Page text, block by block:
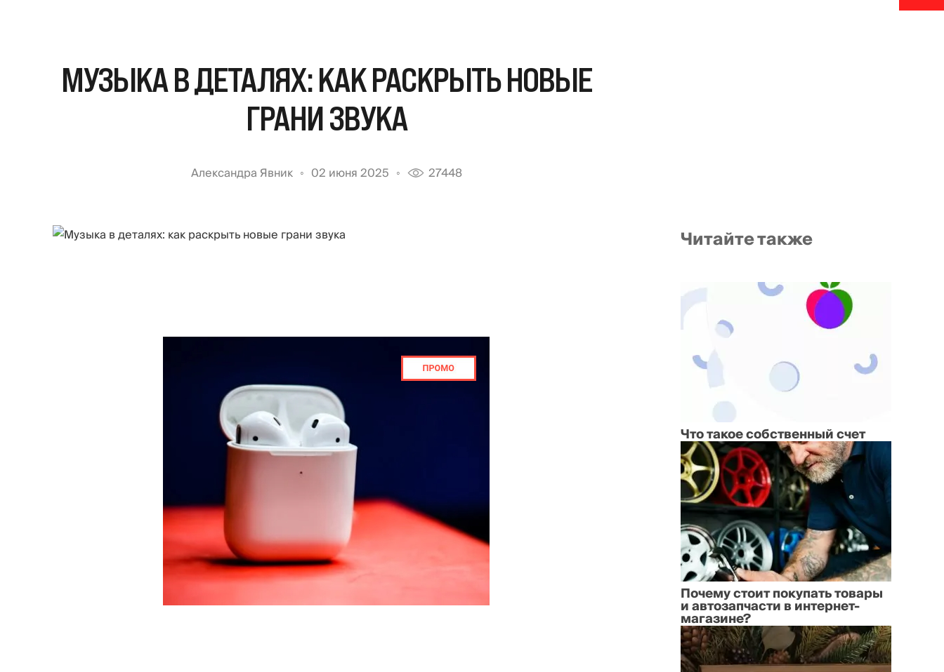
МУЗЫКА В ДЕТАЛЯХ: КАК РАСКРЫТЬ НОВЫЕ
ГРАНИ ЗВУКА
Александра Явник 02 июня 2025 27448
Читайте также
Что такое собственный счет
Почему стоит покупать товары
и автозапчасти в интернет-
магазине?